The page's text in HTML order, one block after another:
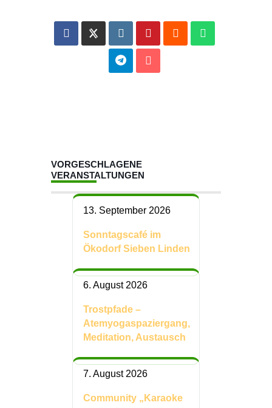
VORGESCHLAGENE
VERANSTALTUNGEN
13. September 2026
Sonntagscafé im
Ökodorf Sieben Linden
6. August 2026
Trostpfade –
Atemyogaspaziergang,
Meditation, Austausch
7. August 2026
Community „Karaoke